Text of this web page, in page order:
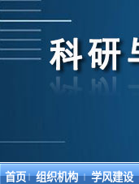
首页 | 组织机构 | 学风建设